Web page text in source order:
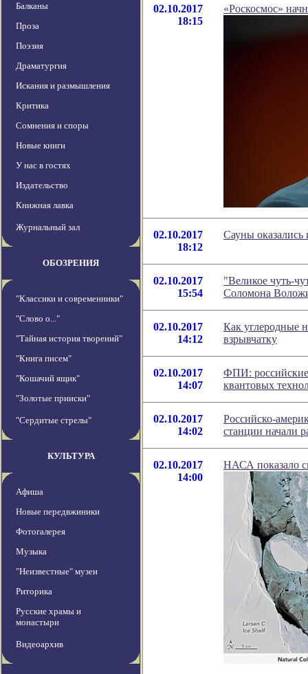
Балканы
Проза
Поэзия
Драматургия
Искания и размышления
Критика
Сомнения и споры
Новые книги
У нас в гостях
Издательство
Книжная лавка
Журнальный зал
ОБОЗРЕНИЯ
"Классики и современники"
"Слово о..."
"Тайная история творений"
"Книга писем"
"Кошачий ящик"
"Золотые прииски"
"Сердитые стрелы"
КУЛЬТУРА
Афиша
Новые передвжиники
Фотогалерея
Музыка
"Неизвестные" музеи
Риторика
Русские храмы и
монастыри
Видеоархив
02.10.2017
18:15
«Роскосмос»
02.10.2017
18:12
Сауны оказались
02.10.2017
15:54
"Великое чуть-
Соломона
02.10.2017
14:12
Как углеродные
взрывчатку
02.10.2017
14:07
ФПИ: российские
квантовых
02.10.2017
14:02
Российско-
станции начали
02.10.2017
14:00
НАСА показало